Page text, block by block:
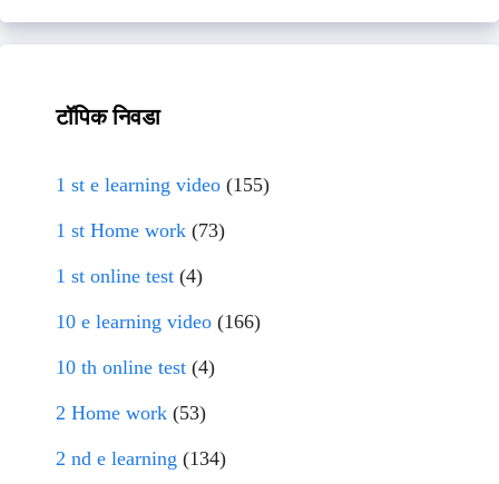
टॉपिक निवडा
1 st e learning video (155)
1 st Home work (73)
1 st online test (4)
10 e learning video (166)
10 th online test (4)
2 Home work (53)
2 nd e learning (134)